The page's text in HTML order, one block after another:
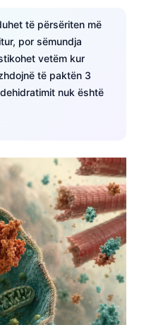
të përsëriten më
por sëmundja
vetëm kur
të paktën 3
nuk është